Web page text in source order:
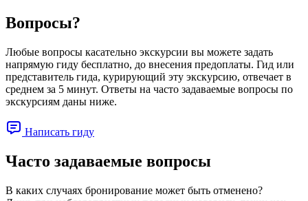
Вопросы?
Любые вопросы касательно экскурсии вы можете задать
напрямую гиду бесплатно, до внесения предоплаты. Гид или
представитель гида, курирующий эту экскурсию, отвечает в
среднем за 5 минут. Ответы на часто задаваемые вопросы по
экскурсиям даны ниже.
Написать гиду
Часто задаваемые вопросы
В каких случаях бронирование может быть отменено?